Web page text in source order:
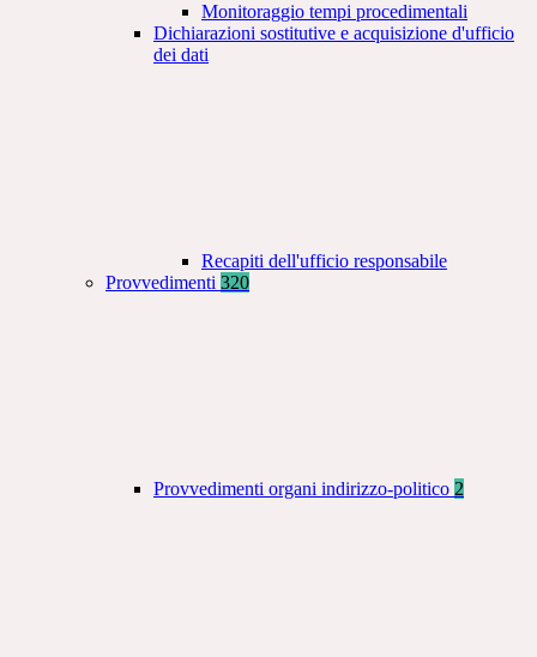
Monitoraggio tempi procedimentali
Dichiarazioni sostitutive e acquisizione d'ufficio
dei dati
Recapiti dell'ufficio responsabile
Provvedimenti 320
Provvedimenti organi indirizzo-politico 2